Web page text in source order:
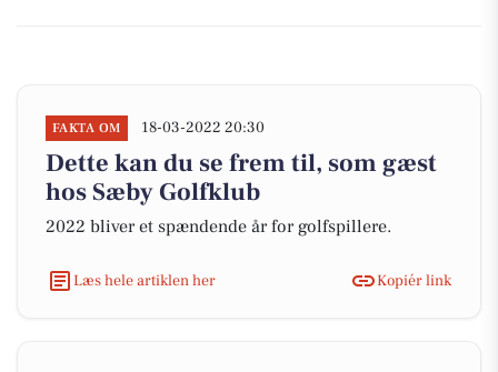
FAKTA OM 18-03-2022 20:30
Dette kan du se frem til, som gæst
hos Sæby Golfklub
2022 bliver et spændende år for golfspillere.
Læs hele artiklen her Kopiér link